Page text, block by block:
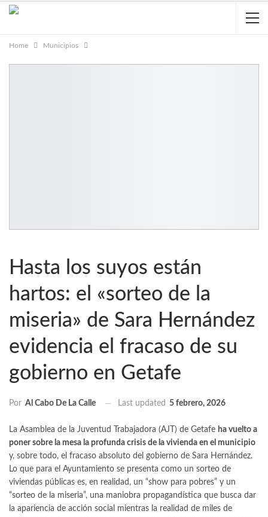
Home Municipios
Hasta los suyos están
hartos: el «sorteo de la
miseria» de Sara Hernández
evidencia el fracaso de su
gobierno en Getafe
Por Al Cabo De La Calle Last updated 5 febrero, 2026
La Asamblea de la Juventud Trabajadora (AJT) de Getafe ha vuelto a
poner sobre la mesa la profunda crisis de la vivienda en el municipio
y, sobre todo, el fracaso absoluto del gobierno de Sara Hernández.
Lo que para el Ayuntamiento se presenta como un sorteo de
viviendas públicas es, en realidad, un “show para pobres” y un
“sorteo de la miseria”, una maniobra propagandística que busca dar
la apariencia de acción social mientras la realidad de miles de